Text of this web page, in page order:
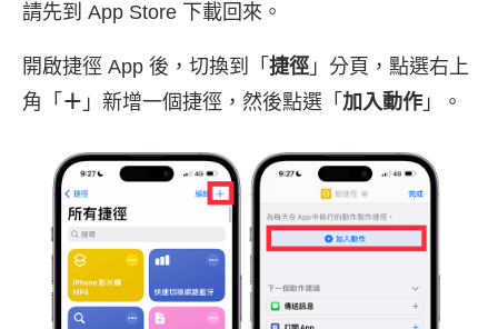
請先到 App Store 下載回來。
開啟捷徑 App 後，切換到「 捷徑 」分頁，點選右上
角「 ＋ 」新增一個捷徑，然後點選「 加入動作 」。